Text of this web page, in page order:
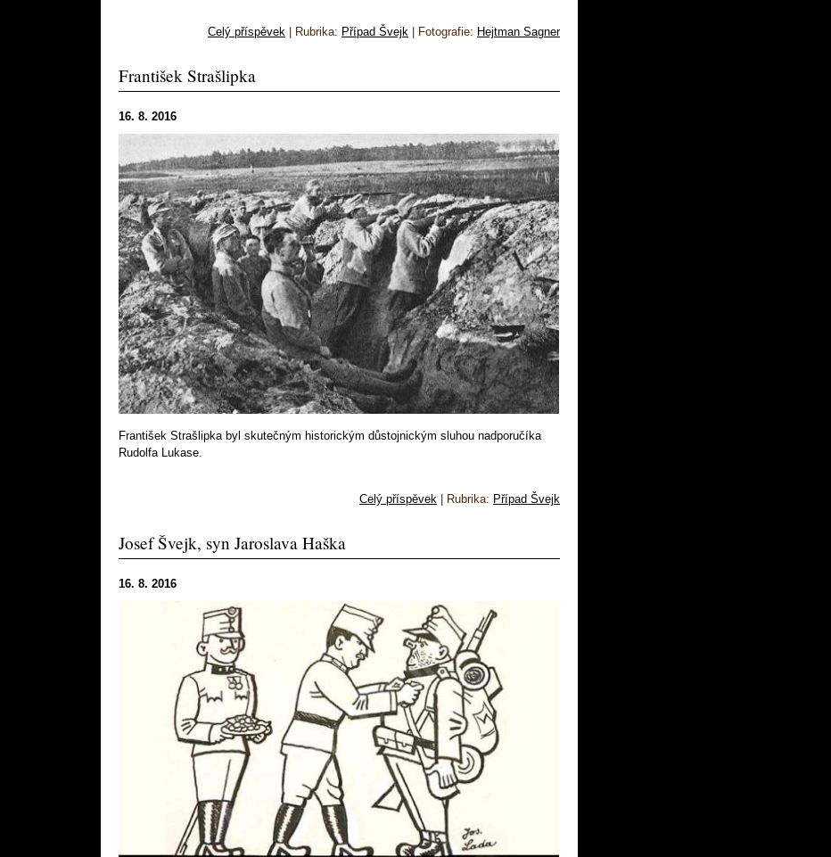
Celý příspěvek Rubrika: Případ Švejk Fotografie: Hejtman Sagner
František Strašlipka
16. 8. 2016
František Strašlipka byl skutečným historickým důstojnickým sluhou nadporučíka
Rudolfa Lukase.
Celý příspěvek | Rubrika: Případ Švejk
Josef Švejk, syn Jaroslava Haška
16. 8. 2016